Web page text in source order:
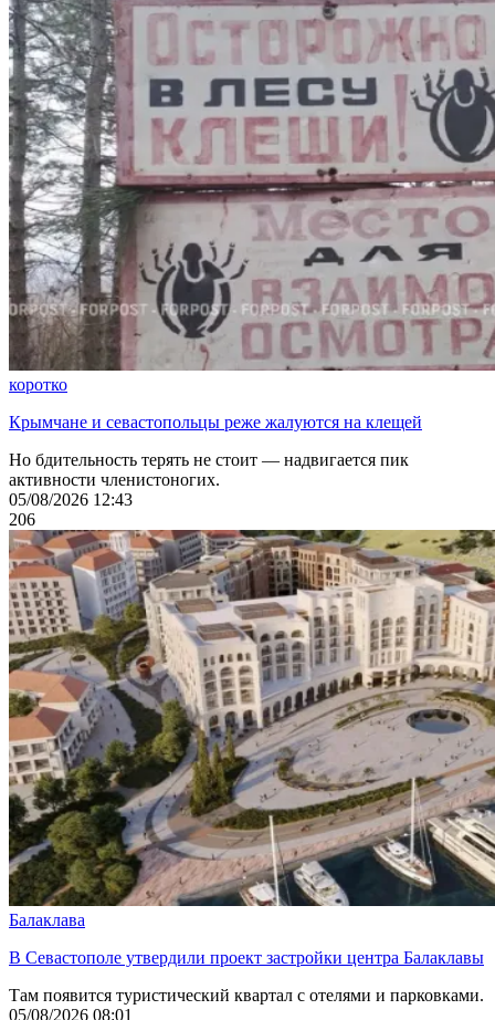
коротко
Крымчане и севастопольцы реже жалуются на клещей
Но бдительность терять не стоит — надвигается пик
активности членистоногих.
05/08/2026 12:43
206
Балаклава
В Севастополе утвердили проект застройки центра Балаклавы
Там появится туристический квартал с отелями и парковками.
05/08/2026 08:01